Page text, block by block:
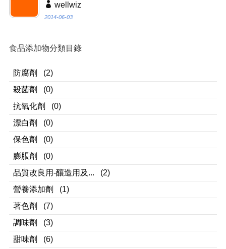
wellwiz
2014-06-03
食品添加物分類目錄
防腐劑
(2)
殺菌劑
(0)
抗氧化劑
(0)
漂白劑
(0)
保色劑
(0)
膨脹劑
(0)
品質改良用-釀造用及...
(2)
營養添加劑
(1)
著色劑
(7)
調味劑
(3)
甜味劑
(6)